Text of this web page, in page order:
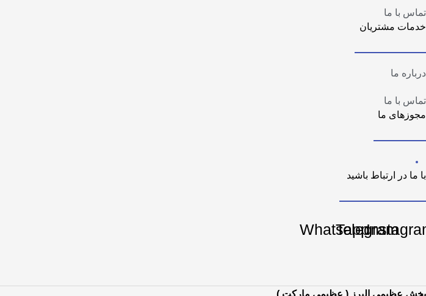
تماس با ما
خدمات مشتریان
درباره ما
تماس با ما
مجوزهای ما
با ما در ارتباط باشید
Telegram
Whatsapp